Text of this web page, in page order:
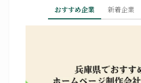
おすすめ企業 新着企業